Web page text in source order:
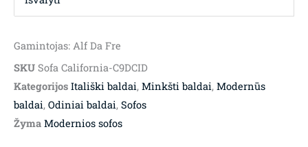
Gamintojas: Alf Da Fre
SKU Sofa California-C9DCID
Kategorijos Itališki baldai, Minkšti baldai, Modernūs
baldai, Odiniai baldai, Sofos
Žyma Modernios sofos